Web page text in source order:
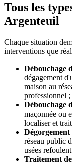
Tous les
Argenteuil
Chaque situation
interventions que
Débouchage
dégagement
maison au
professionnel ;
Débouchage
maçonnée ou
localiser et
réseau public
usées
Traitement